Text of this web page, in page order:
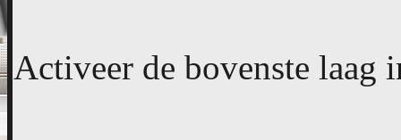
Activeer de bovenste laag